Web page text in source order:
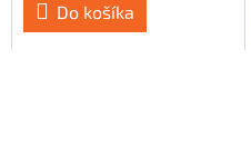
Do košíka